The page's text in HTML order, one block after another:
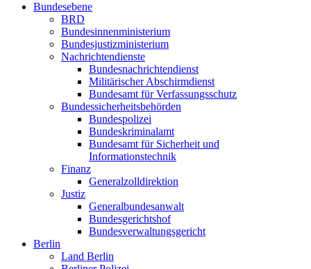
Bundesebene
BRD
Bundesinnenministerium
Bundesjustizministerium
Nachrichtendienste
Bundesnachrichtendienst
Militärischer Abschirmdienst
Bundesamt für Verfassungsschutz
Bundessicherheitsbehörden
Bundespolizei
Bundeskriminalamt
Bundesamt für Sicherheit und
Informationstechnik
Finanz
Generalzolldirektion
Justiz
Generalbundesanwalt
Bundesgerichtshof
Bundesverwaltungsgericht
Berlin
Land Berlin